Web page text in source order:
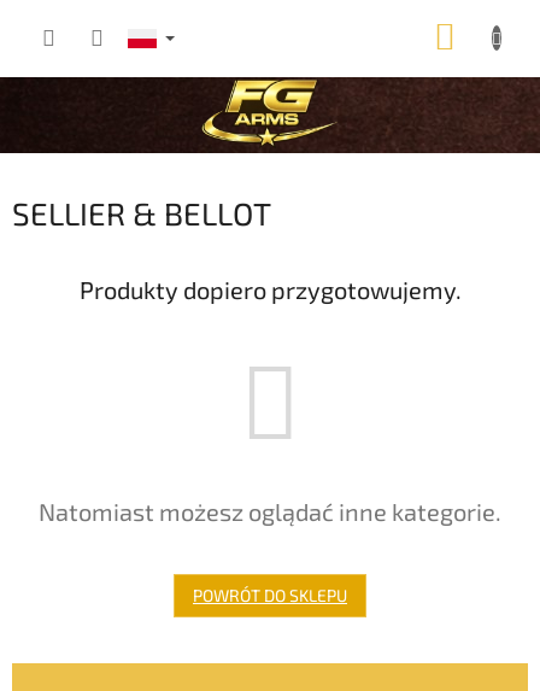
SELLIER & BELLOT
Produkty dopiero przygotowujemy.
Natomiast możesz oglądać inne kategorie.
POWRÓT DO SKLEPU